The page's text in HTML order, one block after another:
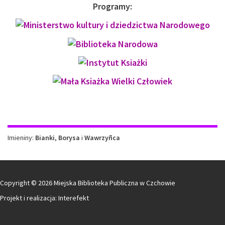
Programy:
Imieniny
Imieniny: Bianki, Borysa i Wawrzyñca
Copyright © 2026 Miejska Biblioteka Publiczna w Czchowie
Projekt i realizacja: Interefekt